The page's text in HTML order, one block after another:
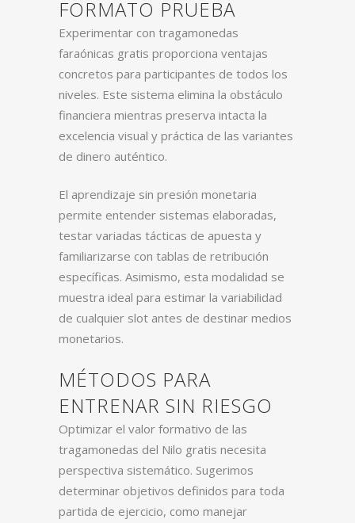
FORMATO PRUEBA
Experimentar con tragamonedas
faraónicas gratis proporciona ventajas
concretos para participantes de todos los
niveles. Este sistema elimina la obstáculo
financiera mientras preserva intacta la
excelencia visual y práctica de las variantes
de dinero auténtico.
El aprendizaje sin presión monetaria
permite entender sistemas elaboradas,
testar variadas tácticas de apuesta y
familiarizarse con tablas de retribución
específicas. Asimismo, esta modalidad se
muestra ideal para estimar la variabilidad
de cualquier slot antes de destinar medios
monetarios.
MÉTODOS PARA
ENTRENAR SIN RIESGO
Optimizar el valor formativo de las
tragamonedas del Nilo gratis necesita
perspectiva sistemático. Sugerimos
determinar objetivos definidos para toda
partida de ejercicio, como manejar